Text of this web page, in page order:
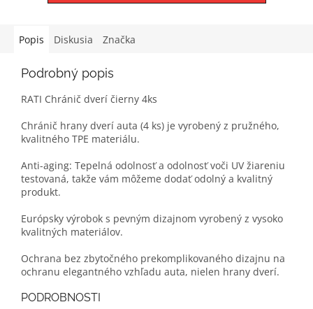
Popis Diskusia Značka
Podrobný popis
RATI Chránič dverí čierny 4ks
Chránič hrany dverí auta (4 ks) je vyrobený z pružného,
kvalitného TPE materiálu.
Anti-aging: Tepelná odolnosť a odolnosť voči UV žiareniu
testovaná, takže vám môžeme dodať odolný a kvalitný
produkt.
Európsky výrobok s pevným dizajnom vyrobený z vysoko
kvalitných materiálov.
Ochrana bez zbytočného prekomplikovaného dizajnu na
ochranu elegantného vzhľadu auta, nielen hrany dverí.
PODROBNOSTI